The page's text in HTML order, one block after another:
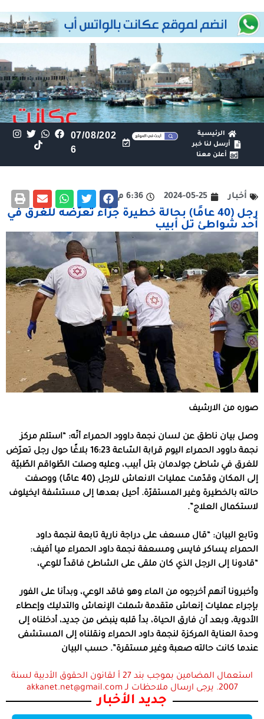
الرئيسية
أرسل لنا خبر
أعلن معنا
07/08/202
6
أخبار 2024-05-25 6:36 م
رجل (40 عامًا) بحالة خطيرة جرّاء تعرّضه للغرق في
أحد شواطئ تل أبيب
صوره من الارشيف
وصل بيان ناطق عن لسان نجمة داوود الحمراء أنّه: “استلم مركز
نجمة داوود الحمراء اليوم قرابة السّاعة 16:23 بلاغًا حول رجل تعرّض
للغرق في شاطئ جولدمان بتل أبيب، وعليه وصلت الطّواقم الطّبيّة
إلى المكان وقدّمت عمليات الانعاش للرجل (40 عامًا) ووصفت
حالته بالخطيرة وغير المستقرّة. أحيل بعدها إلى مستشفة ايخيلوف
لاستكمال العلاج”.
وتابع البيان: “قال مسعف على دراجة نارية تابعة لنجمة داود
الحمراء يساكر فايس ومسعفة نجمة داود الحمراء ميا أفيف:
“قادونا إلى الرجل الذي كان ملقى على الشاطئ فاقداً للوعي،
وأخبرونا أنهم أخرجوه من الماء وهو فاقد الوعي، وبدأنا على الفور
بإجراء عمليات إنعاش متقدمة شملت الإنعاش والتدليك وإعطاء
الأدوية، وبعد أن فارق الحياة، بدأ قلبه ينبض من جديد، أدخلناه إلى
وحدة العناية المركزة لنجمة داود الحمراء ونقلناه إلى المستشفى
عندما كانت حالته صعبة وغير مستقرة”. حسب البيان
استعمال المضامين بموجب بند 27 أ لقانون الحقوق الأدبية لسنة
2007. يرجى ارسال ملاحظات لـ akkanet.net@gmail.com
جديد الأخبار